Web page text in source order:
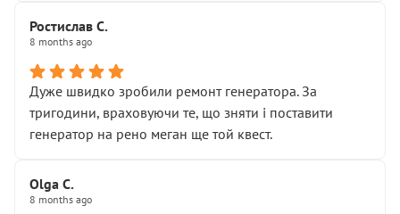
Хотілося б більше:
• належної уваги до авто
• прозорості в роботах і рахунках
• реальної діагностики, а не формального
“подивились і поїхав”
На жаль, складається враження, що сервіс працює не
Стосовно комунікації - все добре
звертатися до цього автосервісу.
Ростислав С.
8 months ago
Дуже швидко зробили ремонт генератора. За
тригодини, враховуючи те, що зняти і поставити
генератор на рено меган ще той квест.
Olga С.
8 months ago